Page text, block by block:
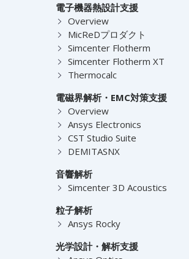
電子機器熱設計支援
Overview
MicReDプロダクト
Simcenter Flotherm
Simcenter Flotherm XT
Thermocalc
電磁界解析・EMC対策支援
Overview
Ansys Electronics
CST Studio Suite
DEMITASNX
音響解析
Simcenter 3D Acoustics
粒子解析
Ansys Rocky
光学設計・解析支援